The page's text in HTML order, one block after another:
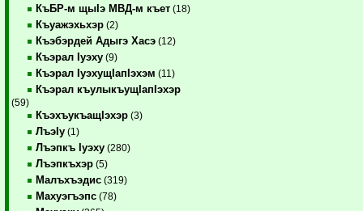
КъБР-м щыIэ МВД-м къет (18)
Къуажэхьхэр (2)
Къэбэрдей Адыгэ Хасэ (12)
Къэрал Iуэху (9)
Къэрал IуэхущIапIэхэм (11)
Къэрал къулыкъущIапIэхэр
(59)
КъэхъукъащIэхэр (3)
ЛъэIу (1)
Лъэпкъ Iуэху (280)
Лъэпкъхэр (5)
Малъхъэдис (319)
Махуэгъэпс (78)